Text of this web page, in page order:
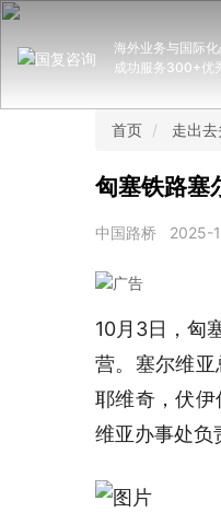
海外业务与国际
成功服务300+优
首页 走出去
匈塞铁路塞
中国路桥 2025-
10月3日，匈
营。塞尔维
耶维奇，伏
维亚办事处负